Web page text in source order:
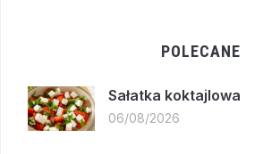
POLECANE
Sałatka koktajlowa
06/08/2026